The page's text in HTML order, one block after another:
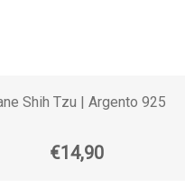
Shih Tzu | Argento 925
€14,90